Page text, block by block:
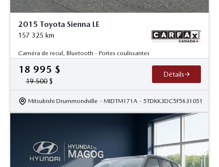
2015 Toyota Sienna LE
157 325 km
Caméra de recul, Bluetooth - Portes coulissantes
18 995 $
19 500$
Détails
Mitsubishi Drummondville - MIDTM171A - 5TDKK3DC5F5631051